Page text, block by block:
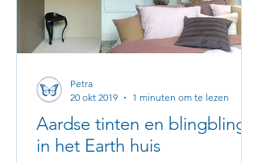
Aardse tinten en blingbling
in het Earth huis
Petra
20 okt 2019
1 minuten om te lezen